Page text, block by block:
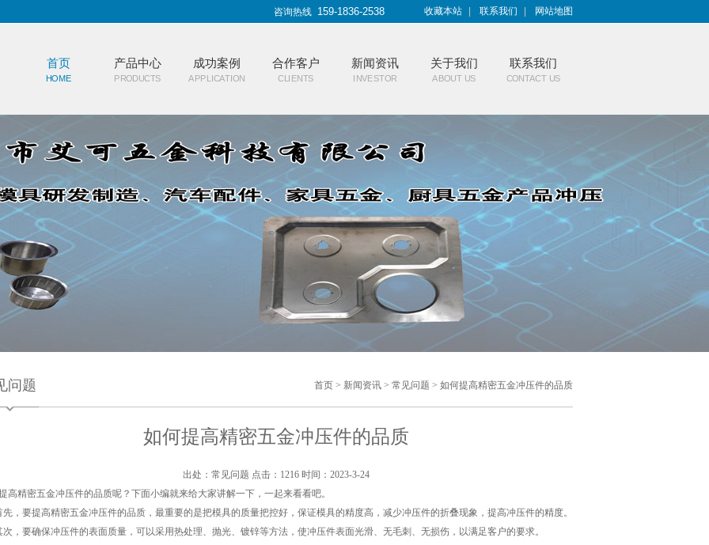
咨询热线 159-1836-2538 收藏本站 联系我们 网站地图
首页
HOME
产品中心
PRODUCTS
成功案例
APPLICATION
合作客户
CLIENTS
新闻资讯
INVESTOR
关于我们
ABOUT US
联系我们
CONTACT US
问题 首页 > 新闻资讯 > 常见问题 > 如何提高精密五金冲压件的品质
如何提高精密五金冲压件的品质
出处：常见问题 点击：1216 时间：2023-3-24
高精密五金冲压件的品质呢？下面小编就来给大家讲解一下，一起来看看吧。
先，要提高精密五金冲压件的品质，最重要的是把模具的质量把控好，保证模具的精度高，减少冲压件的折叠现象，提高冲压件的精度。
次，要确保冲压件的表面质量，可以采用热处理、抛光、镀锌等方法，使冲压件表面光滑、无毛刺、无损伤，以满足客户的要求。